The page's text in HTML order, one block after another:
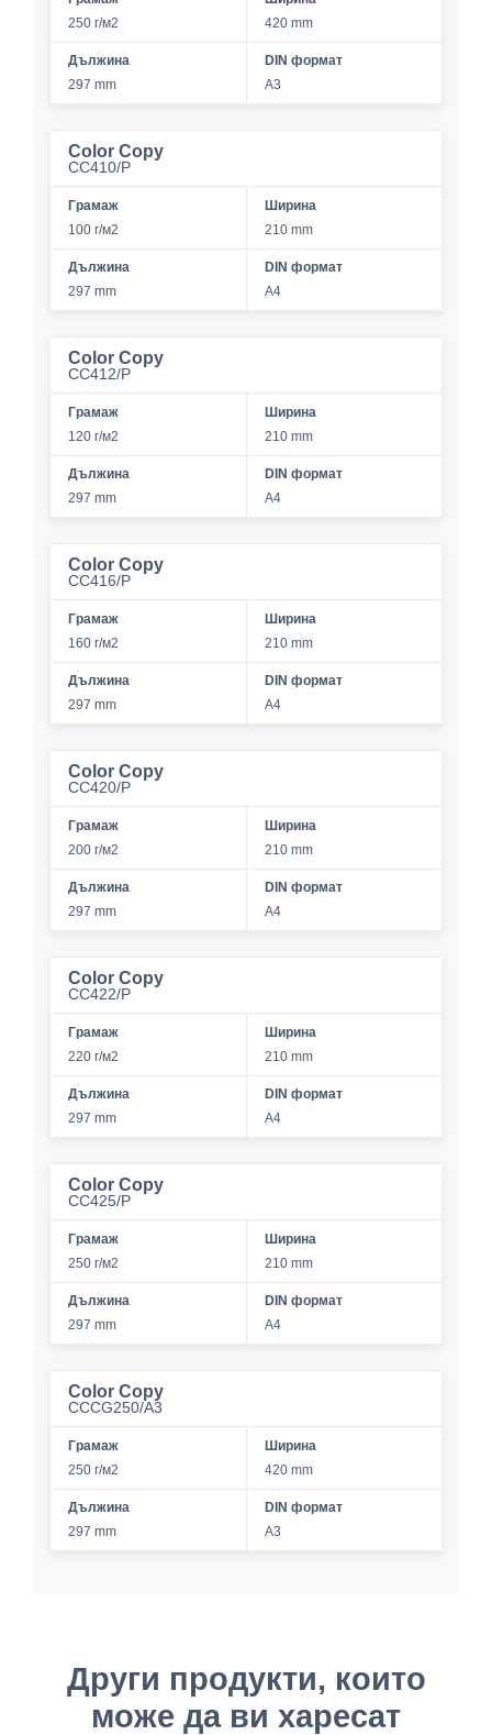
250 г/м2
420 mm
Дължина
297 mm
DIN формат
A3
Color Copy
CC410/P
Грамаж
100 г/м2
Ширина
210 mm
Дължина
297 mm
DIN формат
A4
Color Copy
CC412/P
Грамаж
120 г/м2
Ширина
210 mm
Дължина
297 mm
DIN формат
A4
Color Copy
CC416/P
Грамаж
160 г/м2
Ширина
210 mm
Дължина
297 mm
DIN формат
A4
Color Copy
CC420/P
Грамаж
200 г/м2
Ширина
210 mm
Дължина
297 mm
DIN формат
A4
Color Copy
CC422/P
Грамаж
220 г/м2
Ширина
210 mm
Дължина
297 mm
DIN формат
A4
Color Copy
CC425/P
Грамаж
250 г/м2
Ширина
210 mm
Дължина
297 mm
DIN формат
A4
Color Copy
CCCG250/A3
Грамаж
250 г/м2
Ширина
420 mm
Дължина
297 mm
DIN формат
A3
Други продукти, които
може да ви харесат